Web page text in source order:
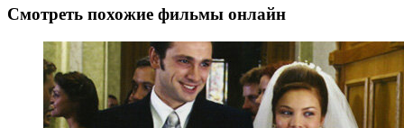
Смотреть похожие фильмы онлайн